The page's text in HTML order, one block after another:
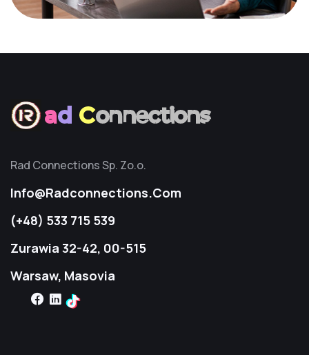
ad Connections
Rad Connections Sp. Zo.o.
Info@radconnections.com
(+48) 533 715 539
Zurawia 32-42, 00-515
Warsaw, Masovia